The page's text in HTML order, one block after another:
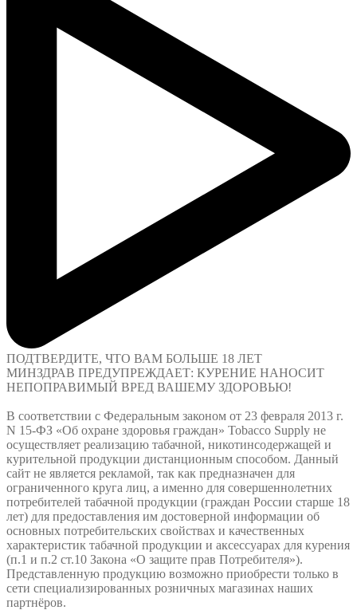
ПОДТВЕРДИТЕ, ЧТО ВАМ БОЛЬШЕ 18 ЛЕТ
МИНЗДРАВ ПРЕДУПРЕЖДАЕТ: КУРЕНИЕ НАНОСИТ
НЕПОПРАВИМЫЙ ВРЕД ВАШЕМУ ЗДОРОВЬЮ!
В соответствии с Федеральным законом от 23 февраля 2013 г.
N 15-ФЗ «Об охране здоровья граждан» Tobacco Supply не
осуществляет реализацию табачной, никотинсодержащей и
курительной продукции дистанционным способом. Данный
сайт не является рекламой, так как предназначен для
ограниченного круга лиц, а именно для совершеннолетних
потребителей табачной продукции (граждан России старше 18
лет) для предоставления им достоверной информации об
основных потребительских свойствах и качественных
характеристик табачной продукции и аксессуарах для курения
(п.1 и п.2 ст.10 Закона «О защите прав Потребителя»).
Представленную продукцию возможно приобрести только в
сети специализированных розничных магазинах наших
партнёров.